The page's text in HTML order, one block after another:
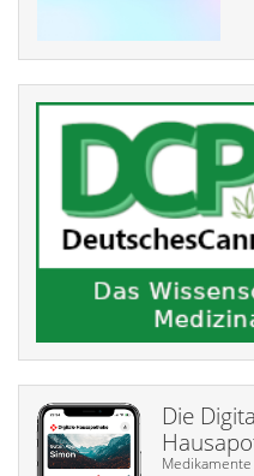
Die